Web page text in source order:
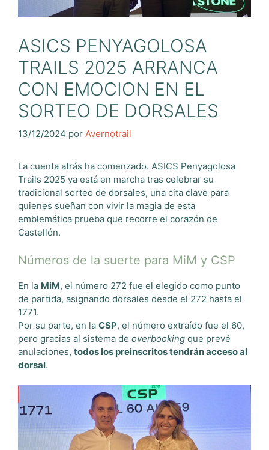
ASICS PENYAGOLOSA
TRAILS 2025 ARRANCA
CON EMOCION EN EL
SORTEO DE DORSALES
13/12/2024 por Avernotrail
La cuenta atrás ha comenzado. ASICS Penyagolosa
Trails 2025 ya está en marcha tras celebrar su
tradicional sorteo de dorsales, una cita clave para
quienes sueñan con vivir la magia de esta
emblemática prueba que recorre el corazón de
Castellón.
Números de la suerte para MiM y CSP
En la MiM, el número 272 fue el elegido como punto
de partida, asignando dorsales desde el 272 hasta el
1771.
Por su parte, en la CSP, el número extraído fue el 60,
pero gracias al sistema de overbooking que prevé
anulaciones, todos los preinscritos tendrán acceso al
dorsal.